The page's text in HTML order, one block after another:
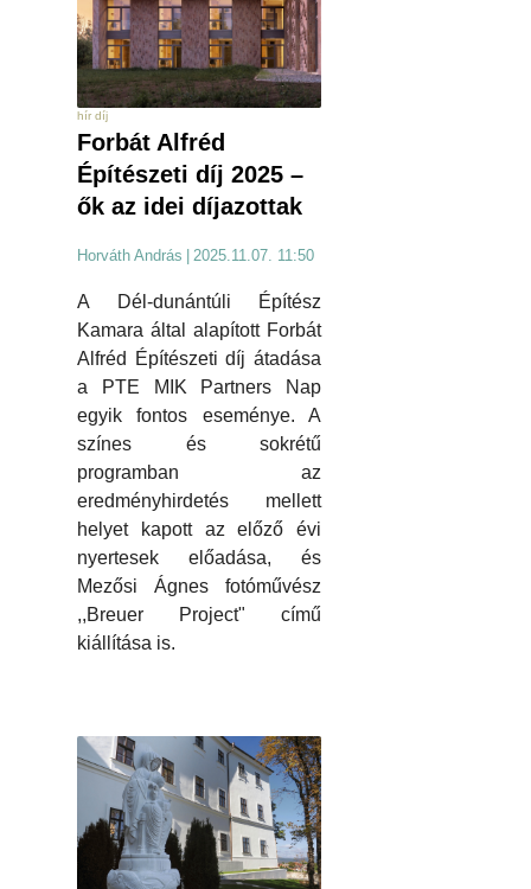
hír díj
Forbát Alfréd
Építészeti díj 2025 –
ők az idei díjazottak
Horváth András | 2025.11.07. 11:50
A Dél-dunántúli Építész
Kamara által alapított Forbát
Alfréd Építészeti díj átadása
a PTE MIK Partners Nap
egyik fontos eseménye. A
színes és sokrétű
programban az
eredményhirdetés mellett
helyet kapott az előző évi
nyertesek előadása, és
Mezősi Ágnes fotóművész
,,Breuer Project" című
kiállítása is.